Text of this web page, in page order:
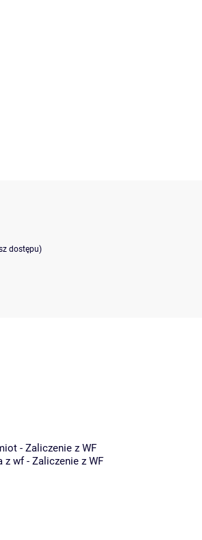
dostępu)
- Zaliczenie z WF
z wf - Zaliczenie z WF